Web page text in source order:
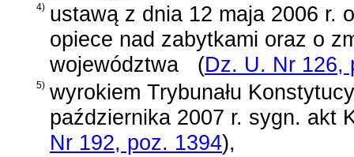
4) ustawą z dnia 12 maja 2006 r.
opiece nad zabytkami oraz o
województwa
(Dz. U. Nr 126,
5) wyrokiem Trybunału
października 2007 r. sygn. akt
Nr 192, poz. 1394),